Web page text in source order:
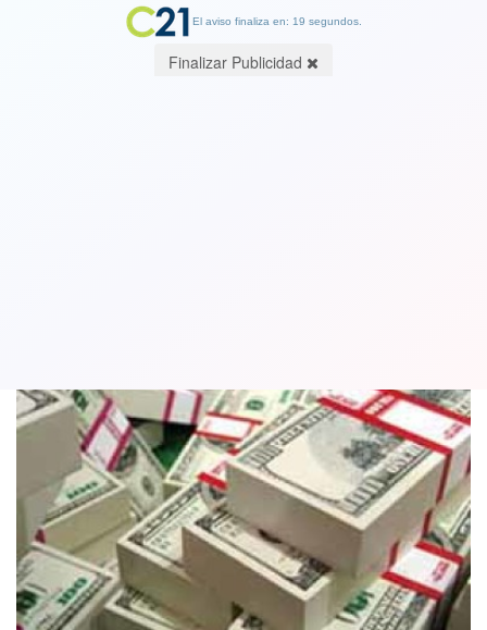
El aviso finaliza en: 19 segundos.
Finalizar Publicidad